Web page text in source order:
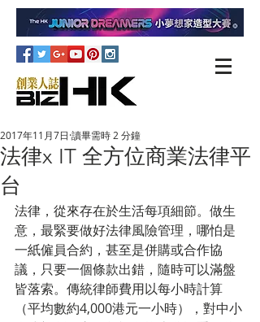
法律x IT 全方位商業法律平
台
2017年11月7日 讀畢需時 2 分鐘
法律，從來存在於生活每項細節。做生
意，最緊要做好法律風險管理，哪怕是
一紙僱員合約，甚至是併購或合作協
議，只要一個條款出錯，隨時可以滿盤
皆落索。傳統律師費用以每小時計算
（平均數約4,000港元一小時），對中小